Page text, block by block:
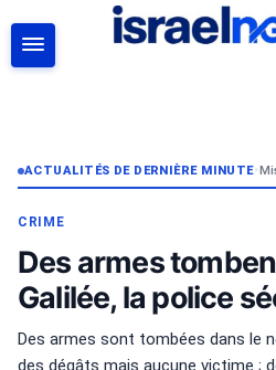
ACTUALITÉS DE DERNIÈRE MINUTE•
CRIME
Des armes
Galilée, la police
Des armes sont tombées dans le
des dégâts mais aucune victime ;